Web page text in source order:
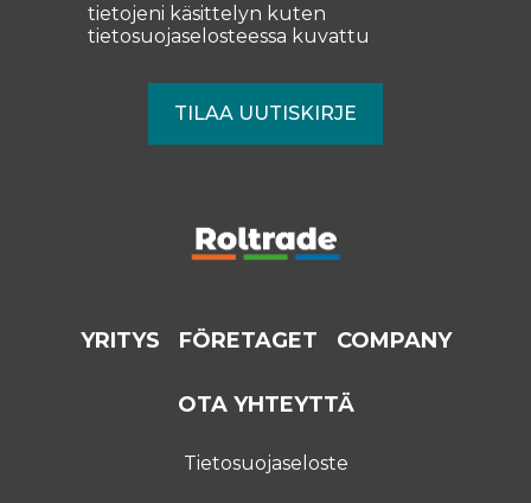
tietojeni käsittelyn kuten
tietosuojaselosteessa kuvattu
YRITYS FÖRETAGET COMPANY
OTA YHTEYTTÄ
Tietosuojaseloste